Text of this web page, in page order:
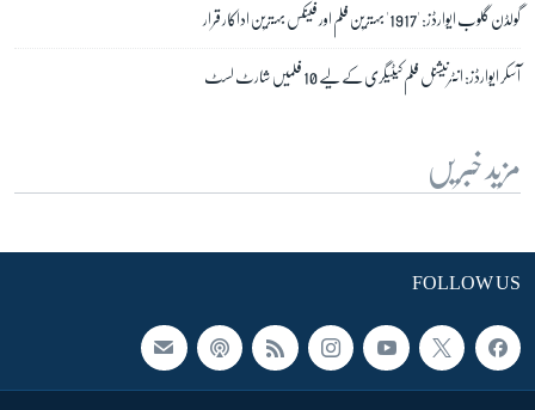
گولڈن گلوب ایوارڈز: '1917' بہترین فلم اور فینکس بہترین اداکار قرار
آسکر ایوارڈز: انٹرنیشنل فلم کیٹیگری کے لیے 10 فلمیں شارٹ لسٹ
مزید خبریں
FOLLOW US